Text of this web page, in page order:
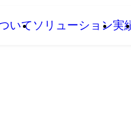
いてソリューション実